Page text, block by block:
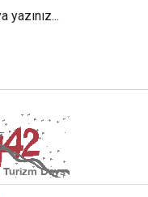
yazınız...